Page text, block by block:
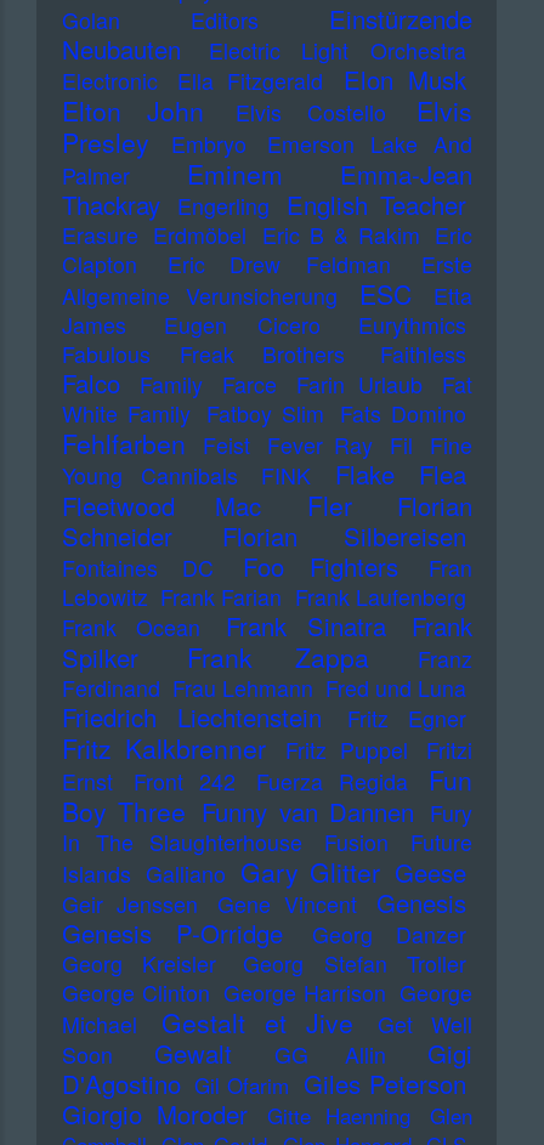
Golan
Editors
Einstürzende
Neubauten
Electric Light Orchestra
Electronic
Ella Fitzgerald Elon Musk
Elton John Elvis Costello
Elvis
Presley
Embryo
Emerson Lake And
Palmer
Eminem
Emma-Jean
Thackray
Engerling English Teacher
Erasure Erdmöbel Eric B & Rakim Eric
Clapton
Eric Drew Feldman
Erste
Allgemeine Verunsicherung
ESC
Etta
James
Eugen Cicero
Eurythmics
Fabulous Freak Brothers
Faithless
Falco Family Farce Farin Urlaub
Fat
White Family Fatboy Slim Fats Domino
Fehlfarben Feist Fever Ray Fil
Fine
Young Cannibals
FINK Flake
Flea
Fleetwood Mac
Fler
Florian
Schneider
Florian Silbereisen
Fontaines DC Foo Fighters
Fran
Lebowitz Frank Farian Frank Laufenberg
Frank Ocean
Frank Sinatra
Frank
Spilker
Frank Zappa
Franz
Ferdinand Frau Lehmann Fred und Luna
Friedrich Liechtenstein Fritz Egner
Fritz Kalkbrenner Fritz Puppel
Fritzi
Ernst
Front 242 Fuerza Regida
Fun
Boy Three Funny van Dannen Fury
In The Slaughterhouse
Fusion
Future
Islands Galliano Gary Glitter Geese
Geir Jenssen Gene Vincent
Genesis
Genesis P-Orridge
Georg Danzer
Georg Kreisler
Georg Stefan Troller
George Clinton George Harrison George
Michael
Gestalt et Jive
Get Well
Soon
Gewalt GG Allin
Gigi
D'Agostino Gil Ofarim Giles Peterson
Giorgio Moroder
Gitte Haenning
Glen